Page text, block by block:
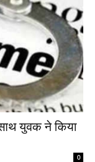
युवक ने किया
0